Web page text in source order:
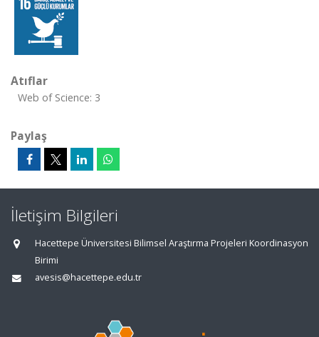
Atıflar
Web of Science: 3
Paylaş
İletişim Bilgileri
Hacettepe Üniversitesi Bilimsel Araştırma Projeleri Koordinasyon
Birimi
avesis@hacettepe.edu.tr